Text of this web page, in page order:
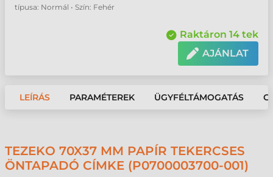
típusa: Normál • Szín: Fehér
Raktáron 14 tek
AJÁNLAT
LEÍRÁS PARAMÉTEREK ÜGYFÉLTÁMOGATÁS
TEZEKO 70X37 MM PAPÍR TEKERCSES
ÖNTAPADÓ CÍMKE (P0700003700-001)